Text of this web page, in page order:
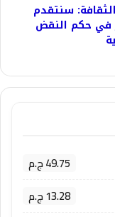
سنتقدم
في حكم النقض
49.75 ج.م
13.28 ج.م